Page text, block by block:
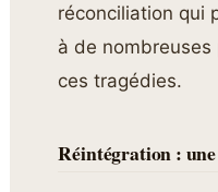
réconciliation qui
à de
ces tragédies.
Réintégration :